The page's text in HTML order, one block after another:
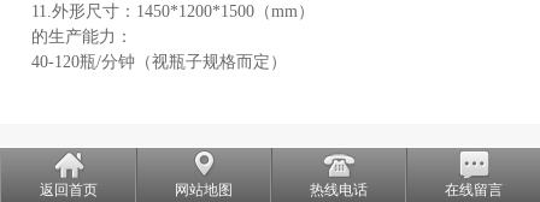
11.外形尺寸：1450*1200*1500（mm）
的生产能力：
40-120瓶/分钟（视瓶子规格而定）
返回首页 网站地图 热线电话 在线留言